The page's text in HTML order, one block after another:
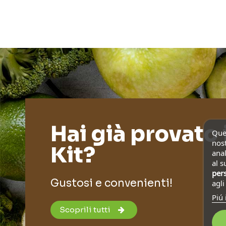
Hai già
Kit?
Gustosi e convenienti!
Scoprili tutti
al
agli
Piú